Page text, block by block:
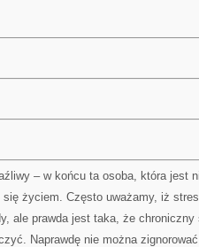
– w końcu ta osoba, która jest
życiem. Często uważamy, iż
ale prawda jest taka, że chroniczny
Naprawdę nie można